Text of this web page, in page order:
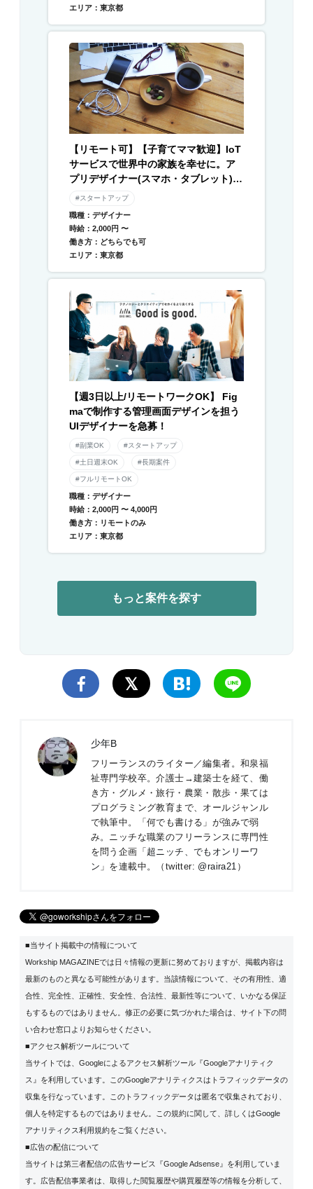
エリア：東京都
【リモート可】【子育てママ歓迎】IoT
サービスで世界中の家族を幸せに。ア
プリデザイナー(スマホ・タブレット) /
Webデザイナー募集
#スタートアップ
職種：デザイナー
時給：2,000円 〜
働き方：どちらでも可
エリア：東京都
【週3日以上/リモートワークOK】 Fig
maで制作する管理画面デザインを担う
UIデザイナーを急募！
#副業OK #スタートアップ
#土日週末OK #長期案件
#フルリモートOK
職種：デザイナー
時給：2,000円 〜 4,000円
働き方：リモートのみ
エリア：東京都
もっと案件を探す
少年B
フリーランスのライター／編集者。和泉福
祉専門学校卒。介護士→建築士を経て、働
き方・グルメ・旅行・農業・散歩・果ては
プログラミング教育まで、オールジャンル
で執筆中。「何でも書ける」が強みで弱
み。ニッチな職業のフリーランスに専門性
を問う企画「 超ニッチ、でもオンリーワ
ン 」を連載中。（twitter: @raira21 ）
■当サイト掲載中の情報について
Workship MAGAZINEでは日々情報の更新に努めておりますが、掲載内容は
最新のものと異なる可能性があります。当該情報について、その有用性、適
合性、完全性、正確性、安全性、合法性、最新性等について、いかなる保証
もするものではありません。修正の必要に気づかれた場合は、サイト下の問
い合わせ窓口よりお知らせください。
■アクセス解析ツールについて
当サイトでは、Googleによるアクセス解析ツール『Googleアナリティク
ス』を利用しています。このGoogleアナリティクスはトラフィックデータの
収集を行なっています。このトラフィックデータは匿名で収集されており、
個人を特定するものではありません。この規約に関して、詳しくはGoogle
アナリティクス利用規約をご覧ください。
■広告の配信について
当サイトは第三者配信の広告サービス『Google Adsense』を利用していま
す。広告配信事業者は、取得した閲覧履歴や購買履歴等の情報を分析して、